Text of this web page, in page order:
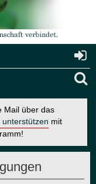
Mail über das
mit